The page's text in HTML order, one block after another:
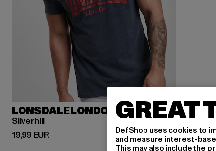
LONSDALE LONDON
Silverhill
19,99 EUR
Ajankohtainen hinta: 19,99 EUR
GREAT
DefShop uses cookies to
and measure interest-
This may also include the